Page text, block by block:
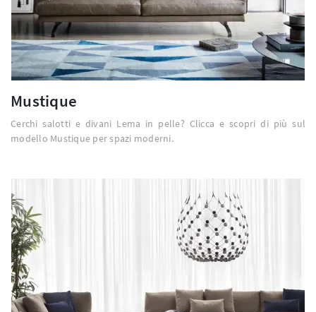
Mustique
Cerchi salotti e divani Lema in pelle? Clicca e scopri di più sul
modello Mustique per spazi moderni.